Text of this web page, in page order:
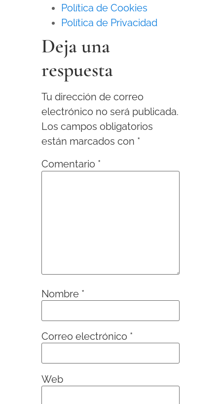
Política de Cookies
Política de Privacidad
Deja una
respuesta
Tu dirección de correo
electrónico no será publicada.
Los campos obligatorios
están marcados con *
Comentario *
Nombre *
Correo electrónico *
Web